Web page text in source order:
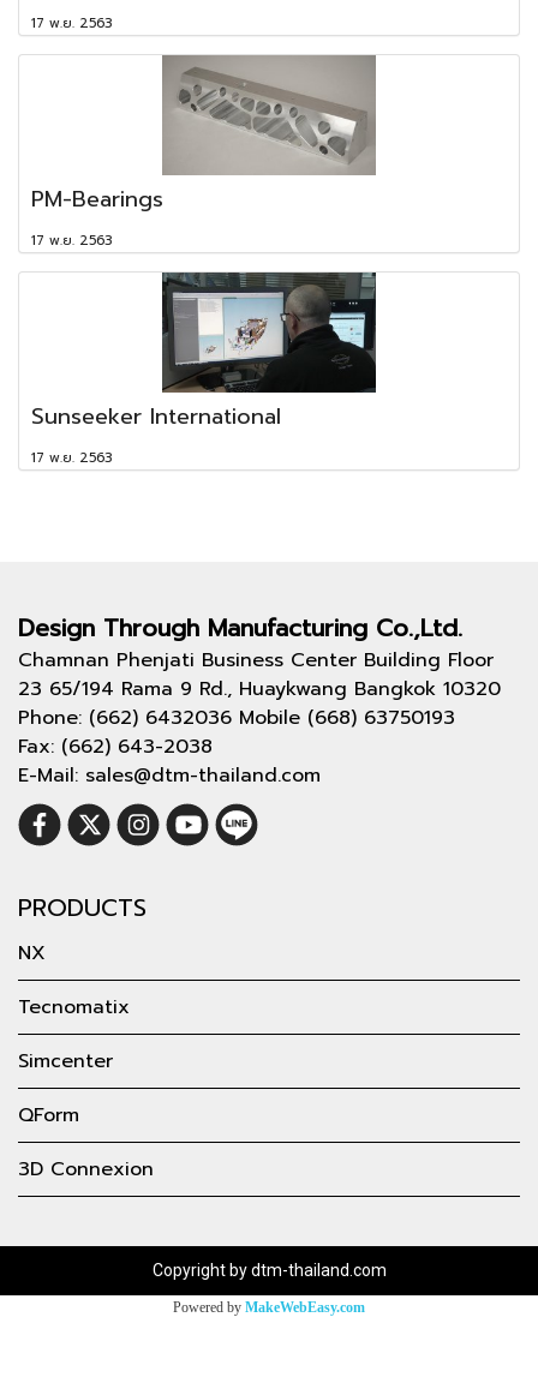
17 พ.ย. 2563
PM-Bearings
17 พ.ย. 2563
Sunseeker International
17 พ.ย. 2563
Design Through Manufacturing Co.,Ltd.
Chamnan Phenjati Business Center Building Floor
23 65/194 Rama 9 Rd., Huaykwang Bangkok 10320
Phone: (662) 6432036 Mobile (668) 63750193
Fax: (662) 643-2038
E-Mail: sales@dtm-thailand.com
PRODUCTS
NX
Tecnomatix
Simcenter
QForm
3D Connexion
Copyright by dtm-thailand.com
Powered by MakeWebEasy.com